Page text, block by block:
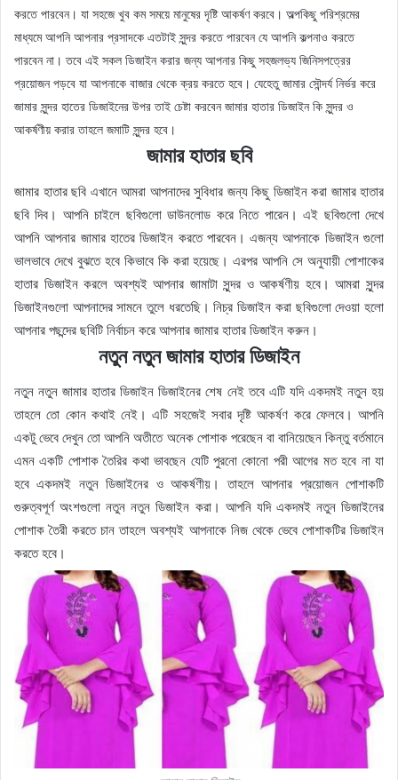
করতে পারবেন। যা সহজে খুব কম সময়ে মানুষের দৃষ্টি আকর্ষণ করবে। অল্পকিছু পরিশ্রমের
মাধ্যমে আপনি আপনার প্রসাদকে এতটাই সুন্দর করতে পারবেন যে আপনি কল্পনাও করতে
পারবেন না। তবে এই সকল ডিজাইন করার জন্য আপনার কিছু সহজলভ্য জিনিসপত্রের
প্রয়োজন পড়বে যা আপনাকে বাজার থেকে ক্রয় করতে হবে। যেহেতু জামার সৌন্দর্য নির্ভর করে
জামার সুন্দর হাতের ডিজাইনের উপর তাই চেষ্টা করবেন জামার হাতার ডিজাইন কি সুন্দর ও
আকর্ষণীয় করার তাহলে জমাটি সুন্দর হবে।
জামার হাতার ছবি
জামার হাতার ছবি এখানে আমরা আপনাদের সুবিধার জন্য কিছু ডিজাইন করা জামার হাতার
ছবি দিব। আপনি চাইলে ছবিগুলো ডাউনলোড করে নিতে পারেন। এই ছবিগুলো দেখে
আপনি আপনার জামার হাতের ডিজাইন করতে পারবেন। এজন্য আপনাকে ডিজাইন গুলো
ভালভাবে দেখে বুঝতে হবে কিভাবে কি করা হয়েছে। এরপর আপনি সে অনুযায়ী পোশাকের
হাতার ডিজাইন করলে অবশ্যই আপনার জামাটা সুন্দর ও আকর্ষণীয় হবে। আমরা সুন্দর
ডিজাইনগুলো আপনাদের সামনে তুলে ধরতেছি। নিচ্র ডিজাইন করা ছবিগুলো দেওয়া হলো
আপনার পছন্দের ছবিটি নির্বাচন করে আপনার জামার হাতার ডিজাইন করুন।
নতুন নতুন জামার হাতার ডিজাইন
নতুন নতুন জামার হাতার ডিজাইন ডিজাইনের শেষ নেই তবে এটি যদি একদমই নতুন হয়
তাহলে তো কোন কথাই নেই। এটি সহজেই সবার দৃষ্টি আকর্ষণ করে ফেলবে। আপনি
একটু ভেবে দেখুন তো আপনি অতীতে অনেক পোশাক পরেছেন বা বানিয়েছেন কিন্তু বর্তমানে
এমন একটি পোশাক তৈরির কথা ভাবছেন যেটি পুরনো কোনো পরী আগের মত হবে না যা
হবে একদমই নতুন ডিজাইনের ও আকর্ষণীয়। তাহলে আপনার প্রয়োজন পোশাকটি
গুরুত্বপূর্ণ অংশগুলো নতুন নতুন ডিজাইন করা। আপনি যদি একদমই নতুন ডিজাইনের
পোশাক তৈরী করতে চান তাহলে অবশ্যই আপনাকে নিজ থেকে ভেবে পোশাকটির ডিজাইন
করতে হবে।